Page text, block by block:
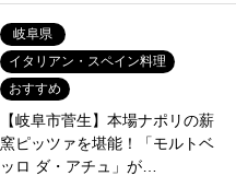
岐阜県
イタリアン・スペイン料理
おすすめ
【岐阜市菅生】本場ナポリの薪
窯ピッツァを堪能！「モルトベ
ッロ ダ・アチュ」が…